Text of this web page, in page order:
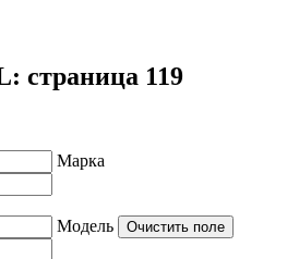
страница 119
Марка
Модель
Очистить поле